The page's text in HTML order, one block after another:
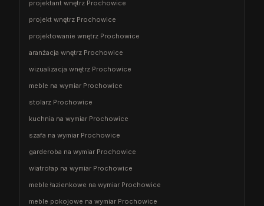
projektant wnętrz Prochowice
projekt wnętrz Prochowice
projektowanie wnętrz Prochowice
aranżacja wnętrz Prochowice
wizualizacja wnętrz Prochowice
meble na wymiar Prochowice
stolarz Prochowice
kuchnia na wymiar Prochowice
szafa na wymiar Prochowice
garderoba na wymiar Prochowice
wiatrołap na wymiar Prochowice
meble łazienkowe na wymiar Prochowice
meble pokojowe na wymiar Prochowice